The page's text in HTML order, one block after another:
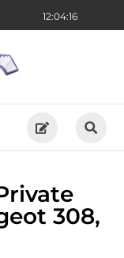
12:04:18
308,